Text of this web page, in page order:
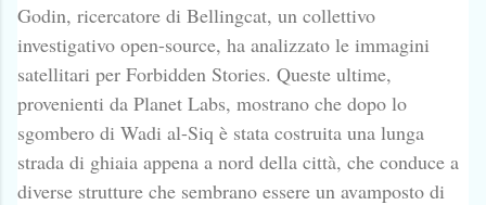
Godin, ricercatore di Bellingcat, un collettivo
investigativo open-source, ha analizzato le immagini
satellitari per Forbidden Stories. Queste ultime,
provenienti da Planet Labs, mostrano che dopo lo
sgombero di Wadi al-Siq è stata costruita una lunga
strada di ghiaia appena a nord della città, che conduce a
diverse strutture che sembrano essere un avamposto di